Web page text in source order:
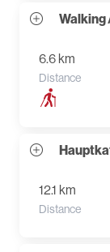
Walking
6.6 km
Distance
12.1 km
Distance